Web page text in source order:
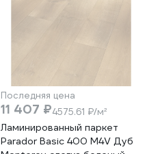
Последняя цена
11 407 ₽4575.61 ₽/м²
Ламинированный паркет
Parador Basic 400 M4V Дуб